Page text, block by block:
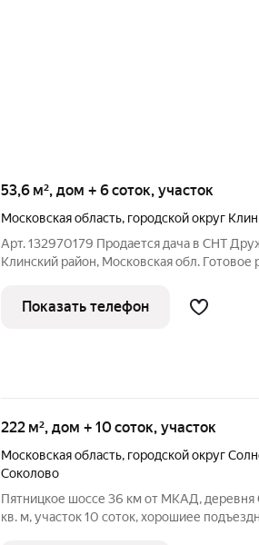
53,6 м², дом + 6 соток, участок
Московская область, городской округ Клин
Арт. 132970179 Продается дача в СНТ
Клинский район, Московская обл.
Дом оформлен как жилой - возможна
построен из
Показать телефон
222 м², дом + 10 соток, участок
Московская область, городской округ
Соколово
Пятницкое шоссе 36 км от МКАД, деревня
кв. м, участок 10 соток, хорошиее